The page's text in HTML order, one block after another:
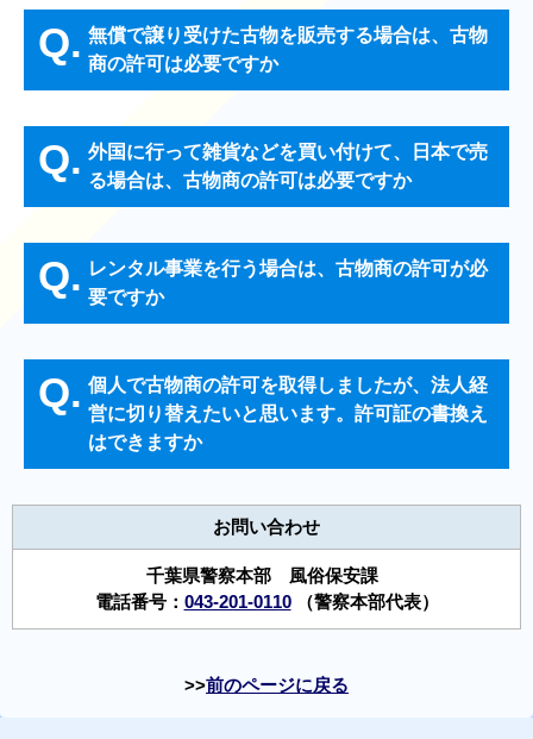
Q. 無償で譲り受けた古物を販売する場合は、古物
商の許可は必要ですか
Q. 外国に行って雑貨などを買い付けて、日本で売
る場合は、古物商の許可は必要ですか
Q. レンタル事業を行う場合は、古物商の許可が必
要ですか
Q. 個人で古物商の許可を取得しましたが、法人経
営に切り替えたいと思います。許可証の書換え
はできますか
お問い合わせ
千葉県警察本部 風俗保安課
電話番号： 043-201-0110（警察本部代表）
前のページに戻る